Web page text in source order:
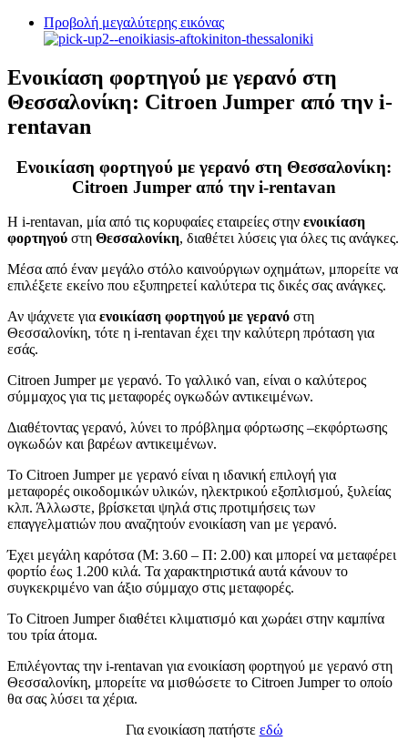
Προβολή μεγαλύτερης εικόνας
Ενοικίαση φορτηγού με γερανό στη
Θεσσαλονίκη: Citroen Jumper από την i-
rentavan
Ενοικίαση φορτηγού με γερανό στη Θεσσαλονίκη:
Citroen Jumper από την i-rentavan
Η i-rentavan, μία από τις κορυφαίες εταιρείες στην ενοικίαση
φορτηγού στη Θεσσαλονίκη, διαθέτει λύσεις για όλες τις ανάγκες.
Μέσα από έναν μεγάλο στόλο καινούργιων οχημάτων, μπορείτε να
επιλέξετε εκείνο που εξυπηρετεί καλύτερα τις δικές σας ανάγκες.
Αν ψάχνετε για ενοικίαση φορτηγού με γερανό στη
Θεσσαλονίκη, τότε η i-rentavan έχει την καλύτερη πρόταση για
εσάς.
Citroen Jumper με γερανό. Το γαλλικό van, είναι ο καλύτερος
σύμμαχος για τις μεταφορές ογκωδών αντικειμένων.
Διαθέτοντας γερανό, λύνει το πρόβλημα φόρτωσης –εκφόρτωσης
ογκωδών και βαρέων αντικειμένων.
Το Citroen Jumper με γερανό είναι η ιδανική επιλογή για
μεταφορές οικοδομικών υλικών, ηλεκτρικού εξοπλισμού, ξυλείας
κλπ. Άλλωστε, βρίσκεται ψηλά στις προτιμήσεις των
επαγγελματιών που αναζητούν ενοικίαση van με γερανό.
Έχει μεγάλη καρότσα (Μ: 3.60 – Π: 2.00) και μπορεί να μεταφέρει
φορτίο έως 1.200 κιλά. Τα χαρακτηριστικά αυτά κάνουν το
συγκεκριμένο van άξιο σύμμαχο στις μεταφορές.
Το Citroen Jumper διαθέτει κλιματισμό και χωράει στην καμπίνα
του τρία άτομα.
Επιλέγοντας την i-rentavan για ενοικίαση φορτηγού με γερανό στη
Θεσσαλονίκη, μπορείτε να μισθώσετε το Citroen Jumper το οποίο
θα σας λύσει τα χέρια.
Για ενοικίαση πατήστε εδώ